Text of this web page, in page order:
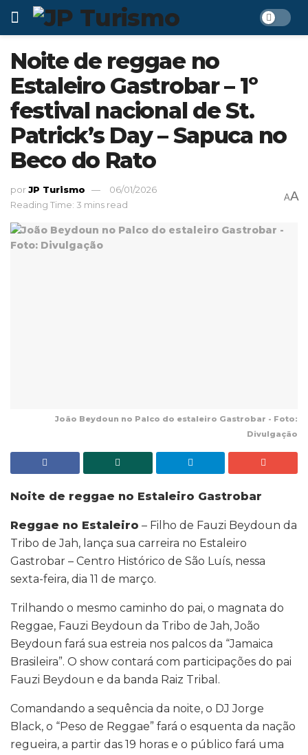
Noite de reggae no
Estaleiro Gastrobar – 1º
festival nacional de St.
Patrick’s Day – Sapuca no
Beco do Rato
porJP Turismo
06/01/2026
Reading Time: 3 mins read
AA
João Beydoun no Palco do estaleiro Gastrobar - Foto:
Divulgação
Noite de reggae no Estaleiro Gastrobar
Reggae no Estaleiro – Filho de Fauzi Beydoun da
Tribo de Jah, lança sua carreira no Estaleiro
Gastrobar – Centro Histórico de São Luís, nessa
sexta-feira, dia 11 de março.
Trilhando o mesmo caminho do pai, o magnata do
Reggae, Fauzi Beydoun da Tribo de Jah, João
Beydoun fará sua estreia nos palcos da “Jamaica
Brasileira”. O show contará com participações do pai
Fauzi Beydoun e da banda Raiz Tribal.
Comandando a sequência da noite, o DJ Jorge
Black, o “Peso de Reggae” fará o esquenta da nação
regueira, a partir das 19 horas e o público fará uma